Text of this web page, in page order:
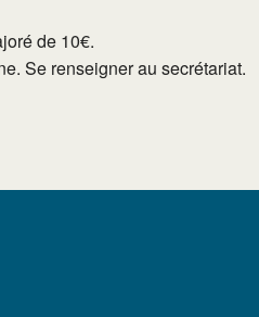
de 10€.
Se renseigner au secrétariat.